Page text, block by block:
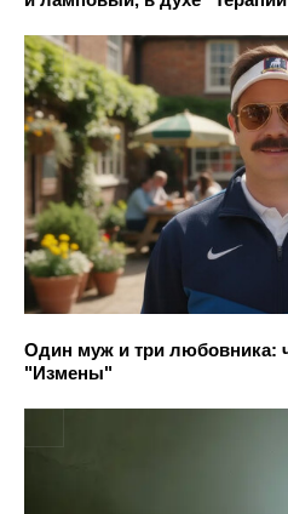
Один муж и три любовника:
"Измены"